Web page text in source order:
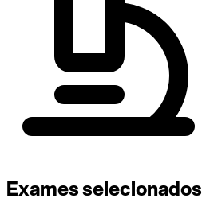
Exames selecionados